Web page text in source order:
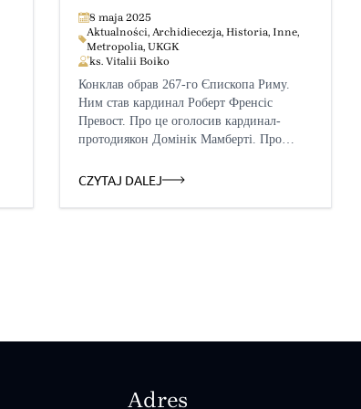
8 maja 2025
Aktualności, Archidiecezja, Historia, Inne,
Metropolia, UKGK
ks. Vitalii Boiko
Конклав обрав 267-го Єпископа Риму.
Ним став кардинал Роберт Френсіс
Превост. Про це оголосив кардинал-
протодиякон Домінік Мамберті. Про
vobis gaudium magnum: habemus Papam!»
Папу!), — щойно кардинал-протодиякон
CZYTAJ DALEJ
Adres